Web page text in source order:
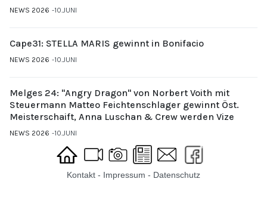
Gubi (UYCMo)
NEWS 2026 10.JUNI
Cape31: STELLA MARIS gewinnt in Bonifacio
NEWS 2026 10.JUNI
Melges 24: "Angry Dragon" von Norbert Voith mit
Steuermann Matteo Feichtenschlager gewinnt Öst.
Meisterschaift, Anna Luschan & Crew werden Vize
NEWS 2026 10.JUNI
Kontakt - Impressum - Datenschutz